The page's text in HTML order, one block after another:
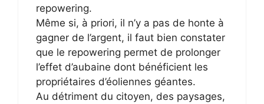
repowering.
Même si, à priori, il n’y a pas de honte à
gagner de l’argent, il faut bien constater
que le repowering permet de prolonger
l’effet d’aubaine dont bénéficient les
propriétaires d’éoliennes géantes.
Au détriment du citoyen, des paysages,